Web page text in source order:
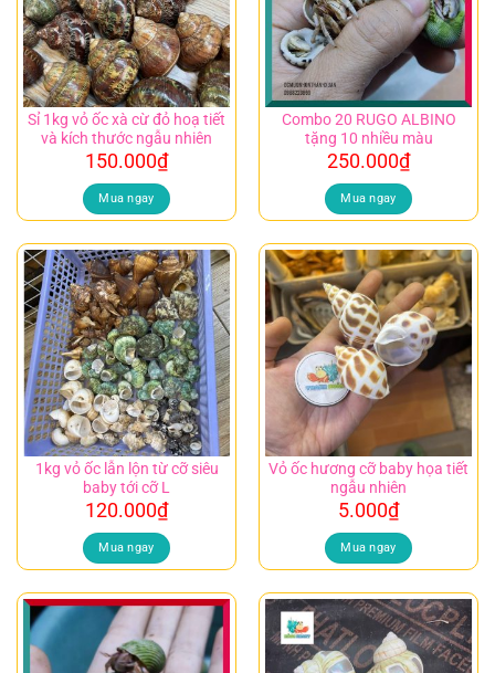
Sỉ 1kg vỏ ốc xà cừ đỏ hoạ tiết
và kích thước ngẫu nhiên
150.000₫
Mua ngay
Combo 20 RUGO ALBINO
tặng 10 nhiều màu
250.000₫
Mua ngay
1kg vỏ ốc lẫn lộn từ cỡ siêu
baby tới cỡ L
120.000₫
Mua ngay
Vỏ ốc hương cỡ baby họa tiết
ngẫu nhiên
5.000₫
Mua ngay